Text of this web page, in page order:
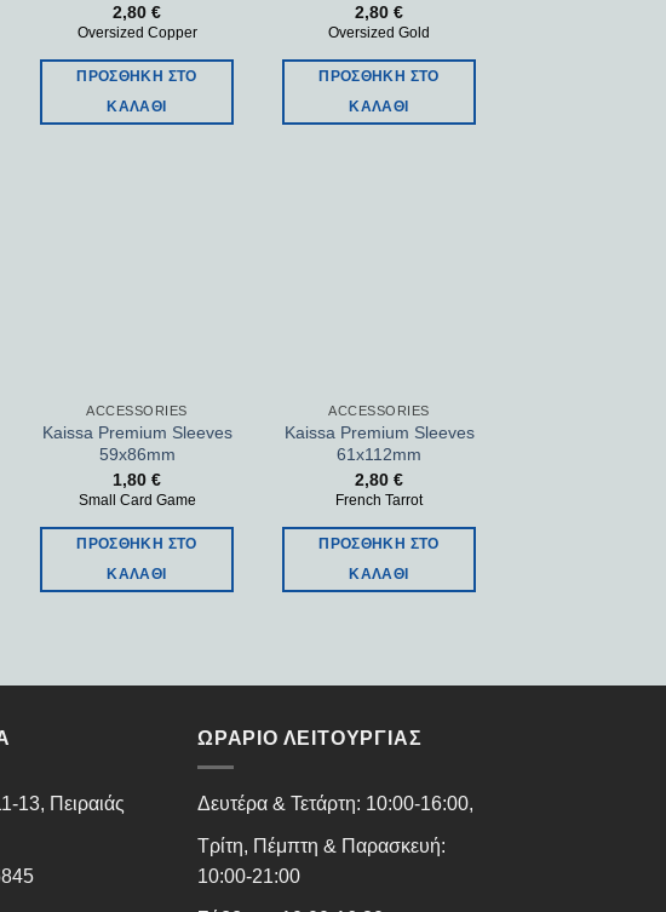
2,80 €
Oversized Copper
ΠΡΟΣΘΉΚΗ ΣΤΟ
ΚΑΛΆΘΙ
2,80 €
Oversized Gold
ΠΡΟΣΘΉΚΗ ΣΤΟ
ΚΑΛΆΘΙ
ACCESSORIES
Kaissa Premium Sleeves
59x86mm
1,80 €
Small Card Game
ΠΡΟΣΘΉΚΗ ΣΤΟ
ΚΑΛΆΘΙ
ACCESSORIES
Kaissa Premium Sleeves
61x112mm
2,80 €
French Tarrot
ΠΡΟΣΘΉΚΗ ΣΤΟ
ΚΑΛΆΘΙ
13, Πειραιάς
ΩΡΑΡΙΟ ΛΕΙΤΟΥΡΓΙΑΣ
Δευτέρα & Τετάρτη: 10:00-16:00,
Τρίτη, Πέμπτη & Παρασκευή:
10:00-21:00